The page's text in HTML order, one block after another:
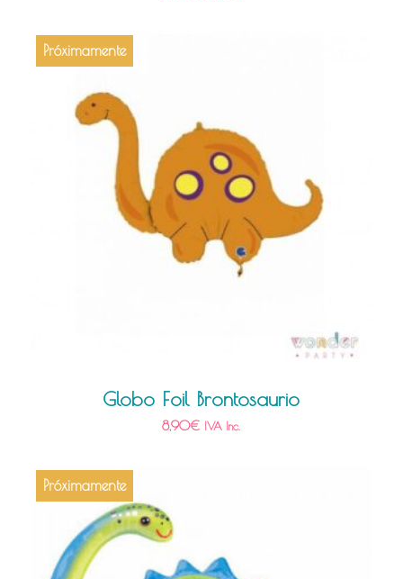
Próximamente
Globo Foil Brontosaurio
8,90€ IVA Inc.
Próximamente